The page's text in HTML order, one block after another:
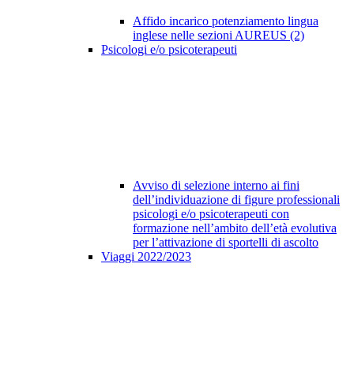
Affido incarico potenziamento lingua
inglese nelle sezioni AUREUS (2)
Psicologi e/o psicoterapeuti
Avviso di selezione interno ai fini
dell’individuazione di figure professionali
psicologi e/o psicoterapeuti con
formazione nell’ambito dell’età evolutiva
per l’attivazione di sportelli di ascolto
Viaggi 2022/2023